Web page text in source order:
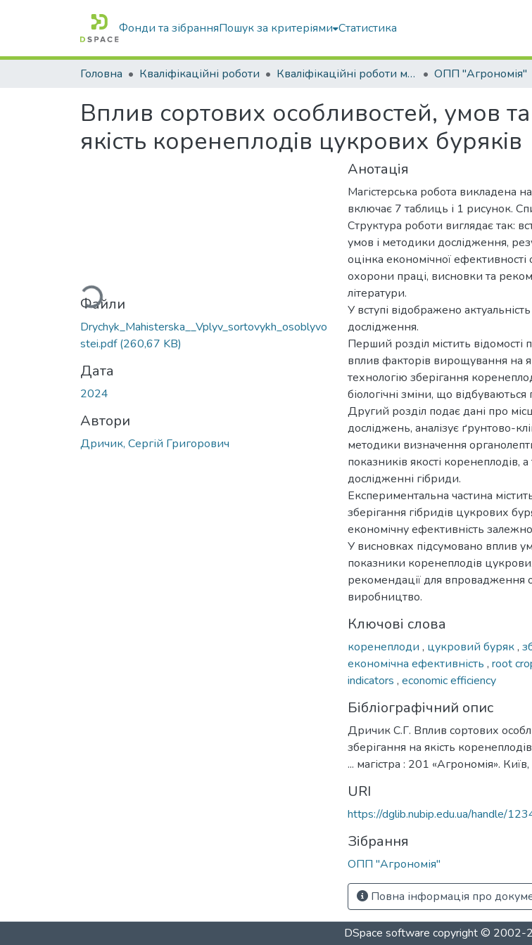
Фонди та зібранняПошук за критеріями Статистика
Головна Кваліфікаційні роботи Кваліфікаційні роботи магістрів ОПП "Агрономія"
Вплив сортових особливостей, умов та
якість коренеплодів цукрових буряків
Вантажиться...
Файли
Drychyk_Mahisterska__Vplyv_sortovykh_osoblyvo
stei.pdf(260,67 KB)
Дата
2024
Автори
Дричик, Сергій Григорович
Анотація
Магістерська робота викладена
включає 7 таблиць і 1 рисунок.
Структура роботи виглядає так:
умов і методики дослідження,
оцінка економічної ефективності
охорони праці, висновки та
літератури.
У вступі відображено
дослідження.
Перший розділ містить відомості
вплив факторів вирощування на
технологію зберігання
біологічні зміни, що відбуваються
Другий розділ подає дані про
досліджень, аналізує ґрунтово-
методики визначення
показників якості коренеплодів,
дослідженні гібриди.
Експериментальна частина
зберігання гібридів цукрових
економічну ефективність
У висновках підсумовано вплив
показники коренеплодів
рекомендації для впровадження
виробництво.
Ключові слова
коренеплоди , цукровий буряк,
економічна ефективність , root
indicators , economic efficiency
Бібліографічний опис
Дричик С.Г. Вплив сортових
зберігання на якість
... магістра : 201 «Агрономія».
URI
https://dglib.nubip.edu.ua/handle/
Зібрання
ОПП "Агрономія"
Повна інформація про
DSpace software copyright © 2002-